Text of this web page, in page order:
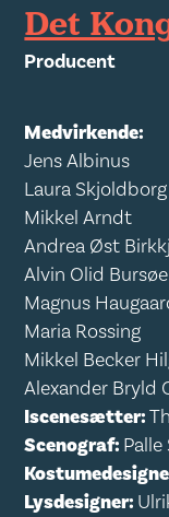
Det
Producent
Medvirkende:
Jens Albinus
Laura Skjoldborg
Mikkel Arndt
Andrea Øst
Alvin Olid Bursøe
Magnus
Maria Rossing
Mikkel Becker
Alexander Bryld
Iscenesætter:
Scenograf:
Lysdesigner: